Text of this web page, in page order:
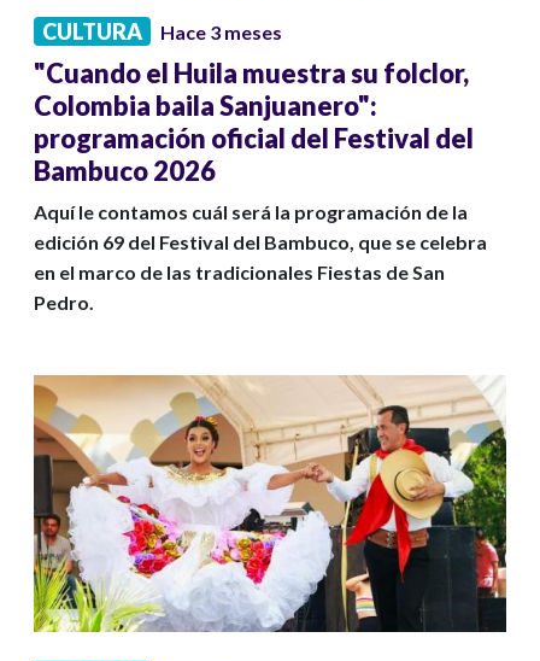
CULTURA Hace 3 meses
"Cuando el Huila muestra su folclor,
Colombia baila Sanjuanero":
programación oficial del Festival del
Bambuco 2026
Aquí le contamos cuál será la programación de la
edición 69 del Festival del Bambuco, que se celebra
en el marco de las tradicionales Fiestas de San
Pedro.